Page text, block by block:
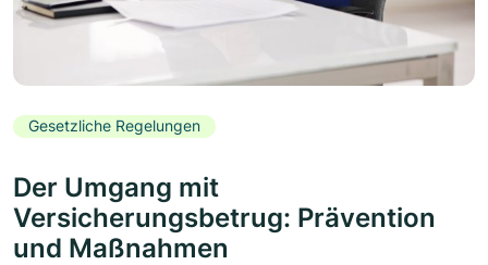
Gesetzliche Regelungen
Der Umgang mit
Versicherungsbetrug: Prävention
und Maßnahmen